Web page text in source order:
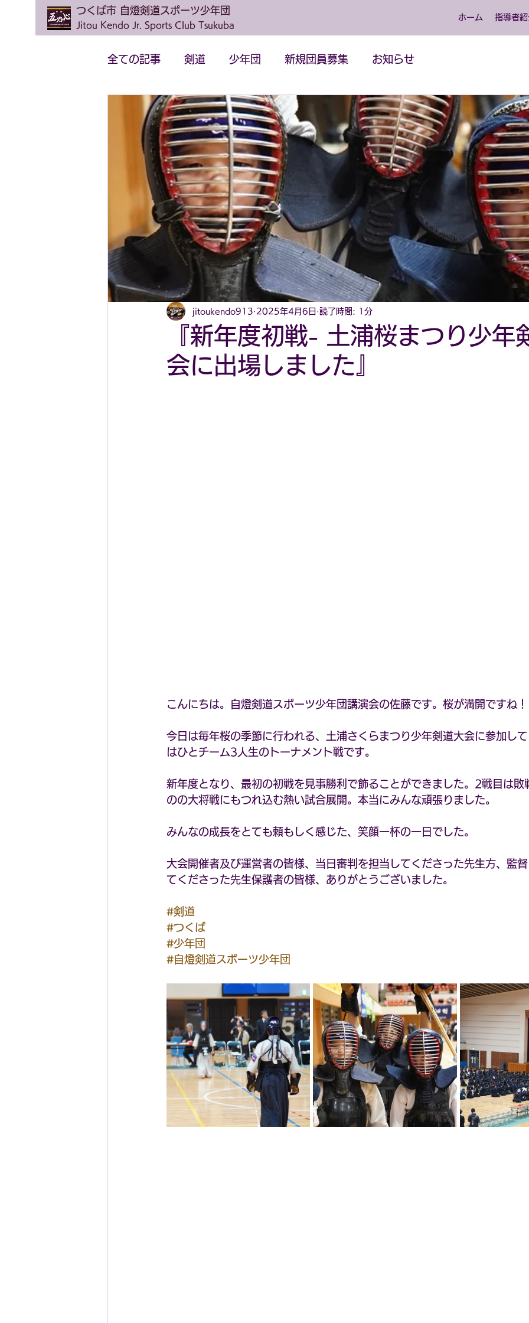
つくば市 自燈剣道スポーツ少年団
Jitou Kendo Jr. Sports Club Tsukuba
ホーム 指導者
全ての記事 剣道 少年団 新規団員募集 お知らせ
『新年度初戦- 土浦桜まつり少年
会に出場しました』
jitoukendo913 2025年4月6日 読了時間: 1分
こんにちは。自燈剣道スポーツ少年団講演会の佐藤です。桜が満開ですね！
今日は毎年桜の季節に行われる、土浦さくらまつり少年剣道大会に参加し
はひとチーム3人生のトーナメント戦です。
新年度となり、最初の初戦を見事勝利で飾ることができました。2戦目は敗
のの大将戦にもつれ込む熱い試合展開。本当にみんな頑張りました。
みんなの成長をとても頼もしく感じた、笑顔一杯の一日でした。
大会開催者及び運営者の皆様、当日審判を担当してくださった先生方、監
てくださった先生保護者の皆様、ありがとうございました。
#剣道
#つくば
#少年団
#自燈剣道スポーツ少年団